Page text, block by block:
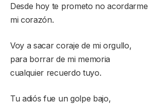
Desde hoy te prometo no
mi corazón.
Voy a sacar coraje de mi orgullo,
para borrar de mi memoria
cualquier recuerdo tuyo.
Tu adiós fue un golpe bajo,